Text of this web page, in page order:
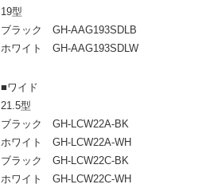
19型
ブラック GH-AAG193SDLB
ホワイト GH-AAG193SDLW
■ワイド
21.5型
ブラック GH-LCW22A-BK
ホワイト GH-LCW22A-WH
ブラック GH-LCW22C-BK
ホワイト GH-LCW22C-WH